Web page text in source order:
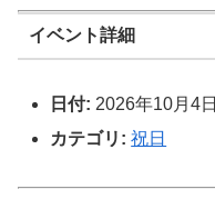
イベント詳細
日付: 2026年10月4日
カテゴリ: 祝日